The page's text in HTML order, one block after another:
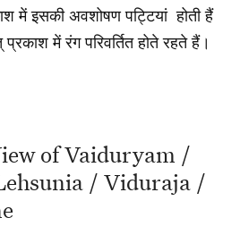
में इसकी अवशोषण पट्टियां होती हैं
में रंग परिवर्तित होते रहते हैं।
of Vaiduryam /
/ Viduraja /